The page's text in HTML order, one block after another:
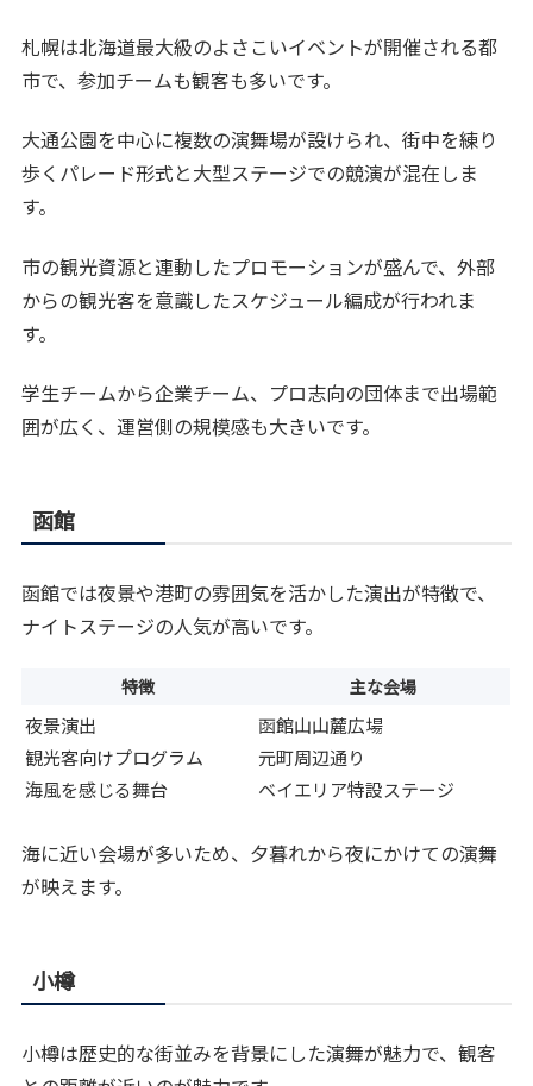
札幌は北海道最大級のよさこいイベントが開催される都
市で、参加チームも観客も多いです。
大通公園を中心に複数の演舞場が設けられ、街中を練り
歩くパレード形式と大型ステージでの競演が混在しま
す。
市の観光資源と連動したプロモーションが盛んで、外部
からの観光客を意識したスケジュール編成が行われま
す。
学生チームから企業チーム、プロ志向の団体まで出場範
囲が広く、運営側の規模感も大きいです。
函館
函館では夜景や港町の雰囲気を活かした演出が特徴で、
ナイトステージの人気が高いです。
特徴 主な会場
夜景演出
観光客向けプログラム
海風を感じる舞台
函館山山麓広場
元町周辺通り
ベイエリア特設ステージ
海に近い会場が多いため、夕暮れから夜にかけての演舞
が映えます。
小樽
小樽は歴史的な街並みを背景にした演舞が魅力で、観客